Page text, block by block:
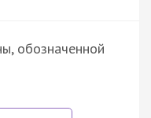
обозначенной